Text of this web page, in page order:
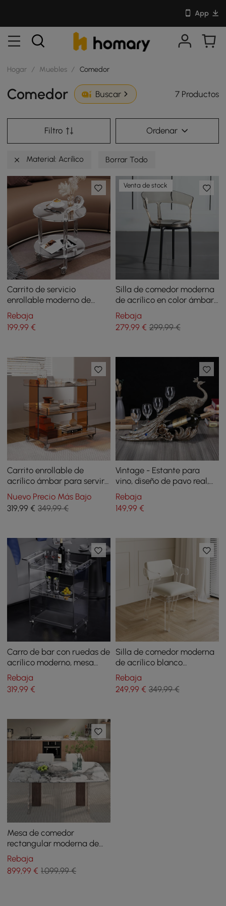
App
Hogar / Muebles / Comedor
Comedor Buscar 7 Productos
Filtro Ordenar
Material: Acrílico Borrar Todo
Carrito de servicio
enrollable moderno de
acrílico transparente con 2
niveles y asa
Rebaja
199,99 €
Venta de stock
Silla de comedor moderna
de acrílico en color ámbar
con brazos
Rebaja
279,99€ 299,99 €
Carrito enrollable de
acrílico ámbar para servir,
3 niveles con ruedas
Nuevo Precio Más Bajo
319,99 € 349,99 €
Vintage - Estante para
vino, diseño de pavo real,
color plateado envejecido
Rebaja
149,99€
Carro de bar con ruedas de
acrílico moderno, mesa
auxiliar de 3 niveles con
asas
Rebaja
319,99 €
Silla de comedor moderna
de acrílico blanco
tapizada en piel sintética
con brazos
Rebaja
249,99€ 349,99 €
Mesa de comedor
rectangular moderna de
piedra sinterizada de 2000
mm para 6 personas
Rebaja
899,99 € 1.099,99 €